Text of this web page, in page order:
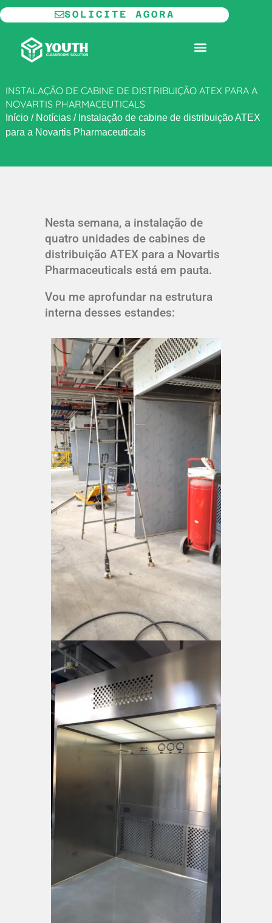
Ir
para
conteúdo
SOLICITE AGORA
INSTALAÇÃO DE CABINE DE DISTRIBUIÇÃO ATEX PARA A
NOVARTIS PHARMACEUTICALS
Início/ Notícias/ Instalação de cabine de distribuição ATEX
para a Novartis Pharmaceuticals
Nesta semana, a instalação de
quatro unidades de cabines de
distribuição ATEX para a Novartis
Pharmaceuticals está em pauta.
Vou me aprofundar na estrutura
interna desses estandes: